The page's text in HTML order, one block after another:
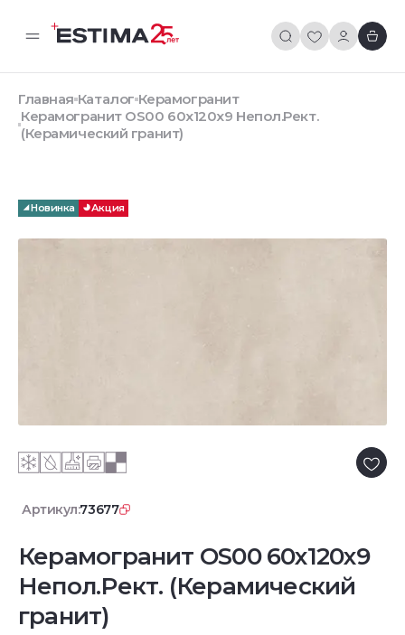
Главная Каталог Керамогранит
Керамогранит OS00 60x120x9 Непол.Рект.
(Керамический гранит)
Новинка Акция
Артикул:73677
Керамогранит OS00 60x120x9
Непол.Рект. (Керамический
гранит)